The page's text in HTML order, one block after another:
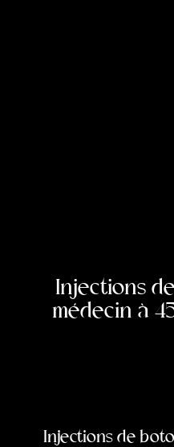
Injections
médecin à
Injections de